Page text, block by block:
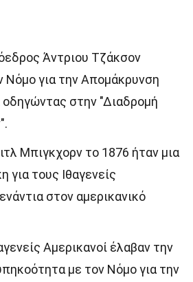
Άντριου Τζάκσον
Νόμο για την Απομάκρυνση
οδηγώντας στην "Διαδρομή
Μπιγκχορν το 1876 ήταν μια
για τους Ιθαγενείς
στον αμερικανικό
Αμερικανοί έλαβαν την
με τον Νόμο για την